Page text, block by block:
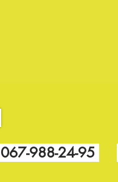
067-988-24-95